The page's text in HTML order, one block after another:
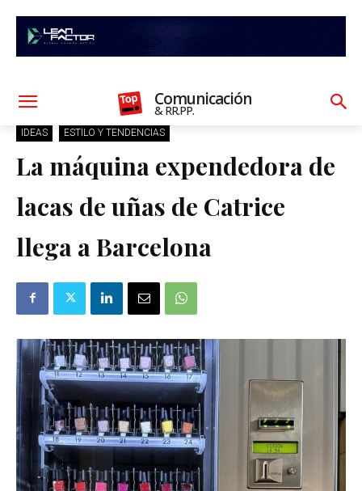
Comunicación
& RR.PP.
IDEAS ESTILO Y TENDENCIAS
La máquina expendedora de
lacas de uñas de Catrice
llega a Barcelona